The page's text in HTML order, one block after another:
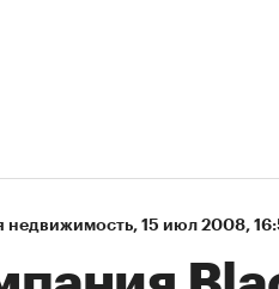
недвижимость⁠, 15 июл 2008,